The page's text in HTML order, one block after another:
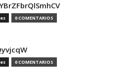
0 COMENTARIOS
0 COMENTARIOS